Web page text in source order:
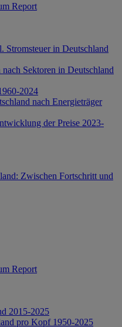
Report
Stromsteuer in Deutschland
nach Sektoren in Deutschland
2024
nach Energieträger
der Preise 2023-
Zwischen Fortschritt und
Report
2015-2025
pro Kopf 1950-2025